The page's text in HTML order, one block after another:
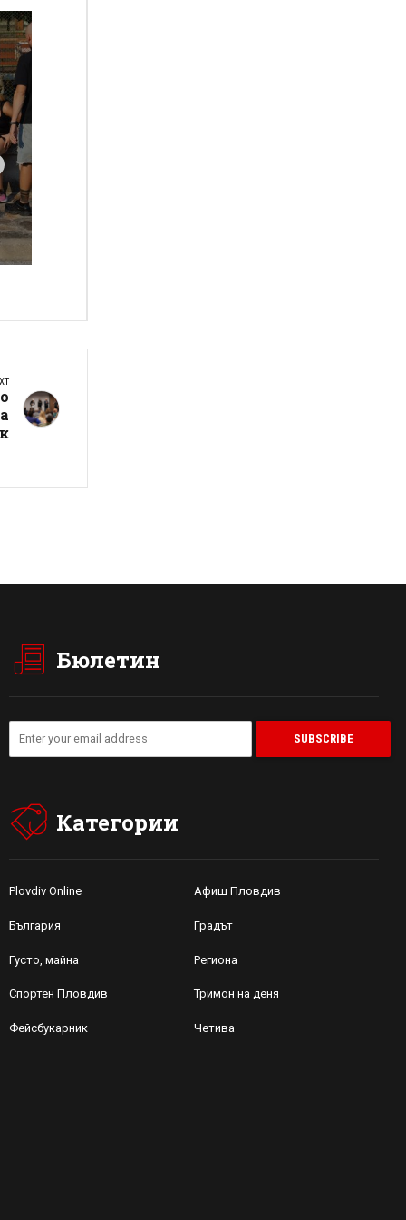
Бюлетин
Категории
Plovdiv Online Афиш Пловдив
България Градът
Густо, майна Региона
Спортен Пловдив Тримон на деня
Фейсбукарник Четива